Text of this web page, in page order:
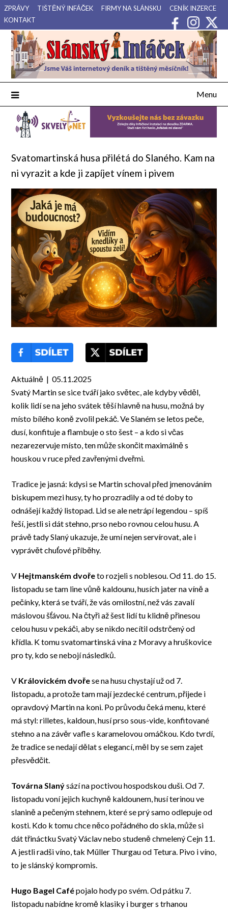
Přejdi
na
obsah
ZPRÁVY TIŠTĚNÝ INFÁČEK FIRMY NA SLÁNSKU
CENÍK INZERCE
KONTAKT
Slánský Infáček
Váš internetový deník a tištěný měsíčník pro Slánsko, Kladensko
a Lounsko.
Menu
Svatomartinská husa přilétá do Slaného. Kam na
ni vyrazit a kde ji zapíjet vínem i pivem
Aktuálně | 05.11.2025
Svatý Martin se sice tváří jako světec, ale kdyby věděl,
kolik lidí se na jeho svátek těší hlavně na husu, možná by
místo bílého koně zvolil pekáč. Ve Slaném se letos peče,
dusí, konfituje a flambuje o sto šest – a kdo si včas
nezarezervuje místo, ten může skončit maximálně s
houskou v ruce před zavřenými dveřmi.
Tradice je jasná: kdysi se Martin schoval před jmenováním
biskupem mezi husy, ty ho prozradily a od té doby to
odnášejí každý listopad. Lid se ale netrápí legendou – spíš
řeší, jestli si dát stehno, prso nebo rovnou celou husu. A
právě tady Slaný ukazuje, že umí nejen servírovat, ale i
vyprávět chuťové příběhy.
V Hejtmanském dvořeto rozjeli s noblesou. Od 11. do 15.
listopadu se tam line vůně kaldounu, husích jater na víně a
pečínky, která se tváří, že vás omilostní, než vás zavalí
máslovou šťávou. Na čtyři až šest lidí tu klidně přinesou
celou husu v pekáči, aby se nikdo necítil odstrčený od
křídla. K tomu svatomartinská vína z Moravy a hruškovice
pro ty, kdo se nebojí následků.
V Královickém dvořese na husu chystají už od 7.
listopadu, a protože tam mají jezdecké centrum, přijede i
opravdový Martin na koni. Po průvodu čeká menu, které
má styl: rilletes, kaldoun, husí prso sous-vide, konfitované
stehno a na závěr vafle s karamelovou omáčkou. Kdo tvrdí,
že tradice se nedají dělat s elegancí, měl by se sem zajet
přesvědčit.
Továrna Slanýsází na poctivou hospodskou duši. Od 7.
listopadu voní jejich kuchyně kaldounem, husí terinou ve
slanině a pečeným stehnem, které se prý samo odlepuje od
kosti. Kdo k tomu chce něco pořádného do skla, může si
dát třináctku Svatý Václav nebo studeně chmelený Cejn 11.
A jestli radši víno, tak Müller Thurgau od Tetura. Pivo i víno,
to je slánský kompromis.
Hugo Bagel Cafépojalo hody po svém. Od pátku 7.
listopadu nabídne kromě klasiky i burger s trhanou